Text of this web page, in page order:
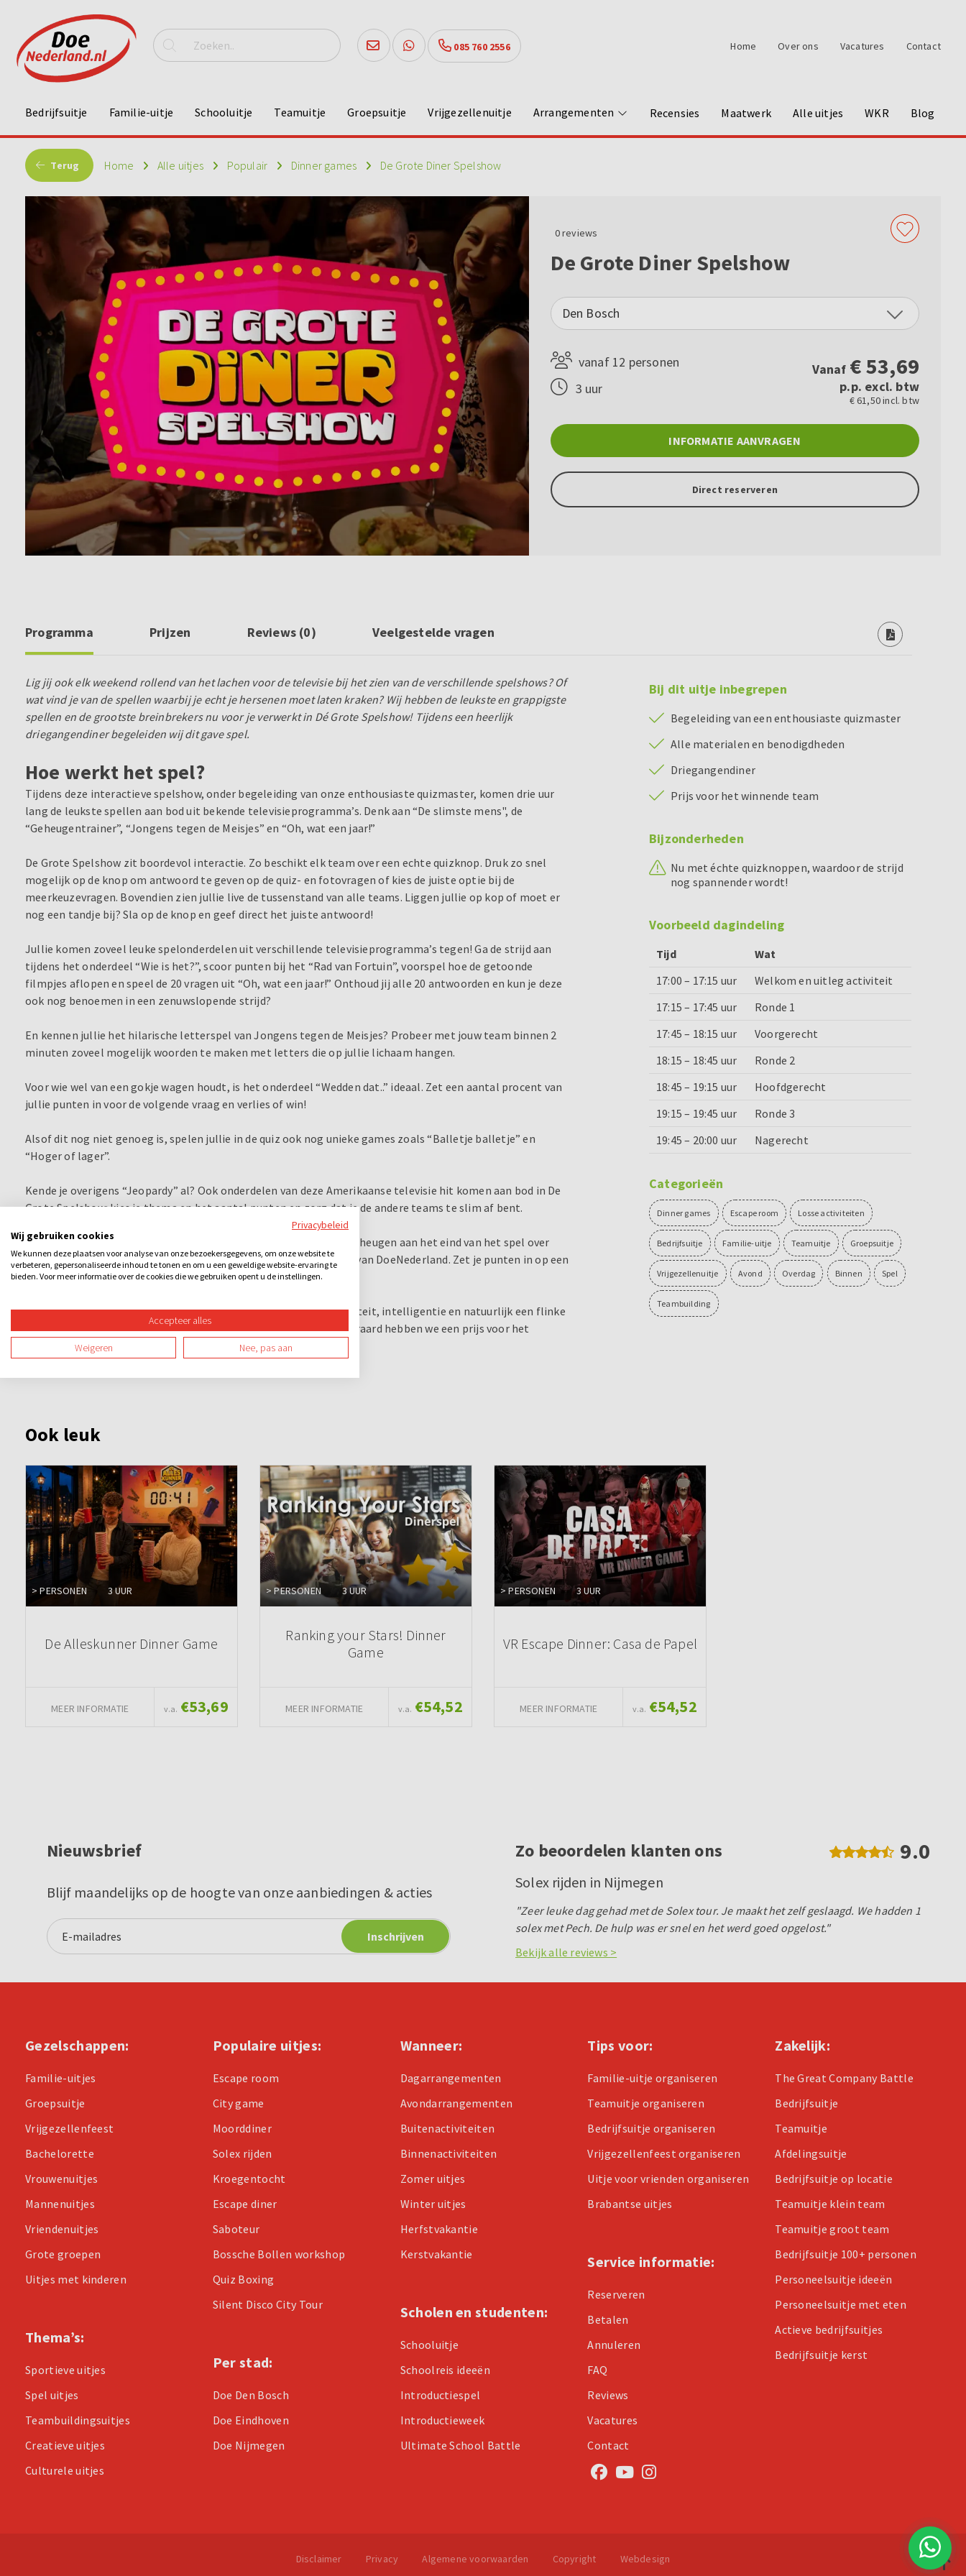
085 760 2556 Home Over ons Vacatures Contact
Bedrijfsuitje Familie-uitje Schooluitje Teamuitje Groepsuitje Vrijgezellenuitje Arrangementen Recensies Maatwerk Alle uitjes WKR Blog
Terug Home Alle uitjes Populair Dinner games De Grote Diner Spelshow
0reviews
De Grote Diner Spelshow
Den Bosch
vanaf 12 personen
3 uur
Vanaf €53,69
p.p. excl. btw
€ 61,50 incl. btw
INFORMATIE AANVRAGEN
Direct reserveren
Programma Prijzen Reviews (0) Veelgestelde vragen
Lig jij ook elk weekend rollend van het lachen voor de televisie bij het zien van de verschillende spelshows? Of
wat vind je van de spellen waarbij je echt je hersenen moet laten kraken? Wij hebben de leukste en grappigste
spellen en de grootste breinbrekers nu voor je verwerkt in Dé Grote Spelshow! Tijdens een heerlijk
driegangendiner begeleiden wij dit gave spel.
Hoe werkt het spel?
Tijdens deze interactieve spelshow, onder begeleiding van onze enthousiaste quizmaster, komen drie uur
lang de leukste spellen aan bod uit bekende televisieprogramma’s. Denk aan “De slimste mens", de
“Geheugentrainer”, “Jongens tegen de Meisjes” en “Oh, wat een jaar!”
De Grote Spelshow zit boordevol interactie. Zo beschikt elk team over een echte quizknop. Druk zo snel
mogelijk op de knop om antwoord te geven op de quiz- en fotovragen of kies de juiste optie bij de
meerkeuzevragen. Bovendien zien jullie live de tussenstand van alle teams. Liggen jullie op kop of moet er
nog een tandje bij? Sla op de knop en geef direct het juiste antwoord!
Jullie komen zoveel leuke spelonderdelen uit verschillende televisieprogramma’s tegen! Ga de strijd aan
tijdens het onderdeel “Wie is het?”, scoor punten bij het “Rad van Fortuin”, voorspel hoe de getoonde
filmpjes aflopen en speel de 20 vragen uit “Oh, wat een jaar!” Onthoud jij alle 20 antwoorden en kun je deze
ook nog benoemen in een zenuwslopende strijd?
En kennen jullie het hilarische letterspel van Jongens tegen de Meisjes? Probeer met jouw team binnen 2
minuten zoveel mogelijk woorden te maken met letters die op jullie lichaam hangen.
Voor wie wel van een gokje wagen houdt, is het onderdeel “Wedden dat..” ideaal. Zet een aantal procent van
jullie punten in voor de volgende vraag en verlies of win!
Alsof dit nog niet genoeg is, spelen jullie in de quiz ook nog unieke games zoals “Balletje balletje” en
“Hoger of lager”.
Kende je overigens “Jeopardy” al? Ook onderdelen van deze Amerikaanse televisie hit komen aan bod in De
Grote Spelshow: kies je thema en het aantal punten en zorg dat je de andere teams te slim af bent.
Afsluiten doen jullie met de “Geheugentrainer”: hoe goed is het geheugen aan het eind van het spel over
iets wat je aan het begin hebt gezien? en de “Paardenrace”, dé hit van DoeNederland. Zet je punten in op een
paard en schreeuw deze naar de overwinning.
De Grote Spelshow is sensationeel en vraagt om snelheid, creativiteit, intelligentie en natuurlijk een flinke
dosis humor. Het spel wordt gespeelt tussen de gangen door. Uiteraard hebben we een prijs voor het
winnende team!
Bij dit uitje inbegrepen
Begeleiding van een enthousiaste quizmaster
Alle materialen en benodigdheden
Driegangendiner
Prijs voor het winnende team
Bijzonderheden
Nu met échte quizknoppen, waardoor de strijd
nog spannender wordt!
Voorbeeld dagindeling
Tijd
Wat
17:00 – 17:15 uur
Welkom en uitleg activiteit
17:15 – 17:45 uur
Ronde 1
17:45 – 18:15 uur
Voorgerecht
18:15 – 18:45 uur
Ronde 2
18:45 – 19:15 uur
Hoofdgerecht
19:15 – 19:45 uur
Ronde 3
19:45 – 20:00 uur
Nagerecht
Categorieën
Dinner games Escape room Losse activiteiten
Bedrijfsuitje Familie-uitje Teamuitje Groepsuitje
Vrijgezellenuitje Avond Overdag Binnen Spel
Teambuilding
Ook leuk
> PERSONEN 3 UUR
De Alleskunner Dinner Game
MEER INFORMATIE v.a. €53,69
> PERSONEN 3 UUR
Ranking your Stars! Dinner
Game
MEER INFORMATIE v.a. €54,52
> PERSONEN 3 UUR
VR Escape Dinner: Casa de Papel
MEER INFORMATIE v.a. €54,52
Nieuwsbrief
Blijf maandelijks op de hoogte van onze aanbiedingen & acties
Zo beoordelen klanten ons 9.0
Solex rijden in Nijmegen
"Zeer leuke dag gehad met de Solex tour. Je maakt het zelf geslaagd. We hadden 1
solex met Pech. De hulp was er snel en het werd goed opgelost."
Bekijk alle reviews >
Gezelschappen:
Familie-uitjes
Groepsuitje
Vrijgezellenfeest
Bachelorette
Vrouwenuitjes
Mannenuitjes
Vriendenuitjes
Grote groepen
Uitjes met kinderen
Thema’s:
Sportieve uitjes
Spel uitjes
Teambuildingsuitjes
Creatieve uitjes
Culturele uitjes
Populaire uitjes:
Escape room
City game
Moorddiner
Solex rijden
Kroegentocht
Escape diner
Saboteur
Bossche Bollen workshop
Quiz Boxing
Silent Disco City Tour
Per stad:
Doe Den Bosch
Doe Eindhoven
Doe Nijmegen
Wanneer:
Dagarrangementen
Avondarrangementen
Buitenactiviteiten
Binnenactiviteiten
Zomer uitjes
Winter uitjes
Herfstvakantie
Kerstvakantie
Scholen en studenten:
Schooluitje
Schoolreis ideeën
Introductiespel
Introductieweek
Ultimate School Battle
Tips voor:
Familie-uitje organiseren
Teamuitje organiseren
Bedrijfsuitje organiseren
Vrijgezellenfeest organiseren
Uitje voor vrienden organiseren
Brabantse uitjes
Service informatie:
Reserveren
Betalen
Annuleren
FAQ
Reviews
Vacatures
Contact
Zakelijk:
The Great Company Battle
Bedrijfsuitje
Teamuitje
Afdelingsuitje
Bedrijfsuitje op locatie
Teamuitje klein team
Teamuitje groot team
Bedrijfsuitje 100+ personen
Personeelsuitje ideeën
Personeelsuitje met eten
Actieve bedrijfsuitjes
Bedrijfsuitje kerst
Disclaimer Privacy Algemene voorwaarden Copyright Webdesign
Privacybeleid
Wij gebruiken cookies
We kunnen deze plaatsen voor analyse van onze bezoekersgegevens, om onze website te
verbeteren, gepersonaliseerde inhoud te tonen en om u een geweldige website-ervaring te
bieden. Voor meer informatie over de cookies die we gebruiken opent u de instellingen.
Accepteer alles
Weigeren Nee, pas aan